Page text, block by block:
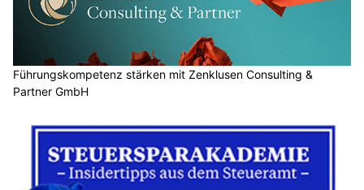
Führungskompetenz stärken mit Zenklusen Consulting &
Partner GmbH